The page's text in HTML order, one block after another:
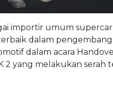
importir umum
dalam
dalam acara
yang melakukan serah